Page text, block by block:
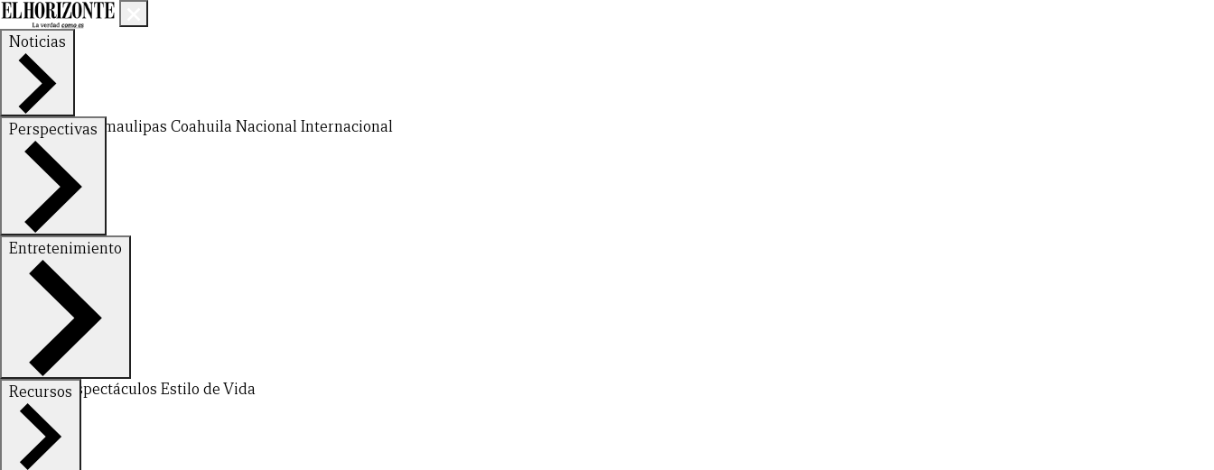
Noticias
Nuevo LeónTamaulipas Coahuila NacionalInternacional
Perspectivas
FinanzasOpinión
Entretenimiento
DeportesEspectáculos Estilo de Vida
Recursos
CERRAR
NUEVO
LEÓN
TAMAULIPAS
COAHUILA
NACIONAL
INTERNACIONAL
FINANZAS
OPINIÓN
DEPORTES
ESPECTÁCULOS
TENDENCIA
ESTILO
DE
PODCAST
CONTACTO
NEWSLETTER
HEMEROTECA
SUPLEMENTOS